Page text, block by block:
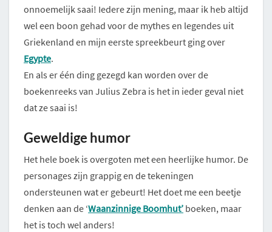
onnoemelijk saai! Iedere zijn mening, maar ik heb altijd
wel een boon gehad voor de mythes en legendes uit
Griekenland en mijn eerste spreekbeurt ging over
Egypte.
En als er één ding gezegd kan worden over de
boekenreeks van Julius Zebra is het in ieder geval niet
dat ze saai is!
Geweldige humor
Het hele boek is overgoten met een heerlijke humor. De
personages zijn grappig en de tekeningen
ondersteunen wat er gebeurt! Het doet me een beetje
denken aan de ‘Waanzinnige Boomhut’ boeken, maar
het is toch wel anders!